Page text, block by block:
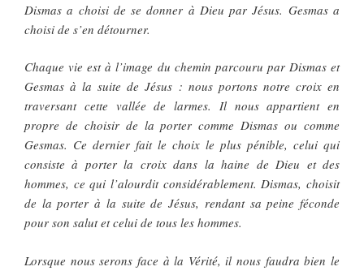
Dismas a choisi de se donner à Dieu par Jésus. Gesmas a
choisi de s’en détourner.
Chaque vie est à l’image du chemin parcouru par Dismas et
Gesmas à la suite de Jésus : nous portons notre croix en
traversant cette vallée de larmes. Il nous appartient en
propre de choisir de la porter comme Dismas ou comme
Gesmas. Ce dernier fait le choix le plus pénible, celui qui
consiste à porter la croix dans la haine de Dieu et des
hommes, ce qui l’alourdit considérablement. Dismas, choisit
de la porter à la suite de Jésus, rendant sa peine féconde
pour son salut et celui de tous les hommes.
Lorsque nous serons face à la Vérité, il nous faudra bien le